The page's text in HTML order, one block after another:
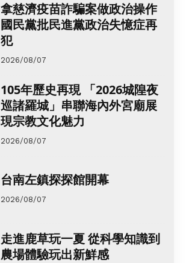
拿慈濟疫苗詐騙案做政治操作
國民黨批民進黨政治失憶症再
犯
2026/08/07
105年歷史再現 「2026城隍夜
巡諸羅城」串聯海內外宮廟展
現宗教文化魅力
2026/08/07
台南左鎮探探館開幕
2026/08/07
走進鹿草玩一夏 從科學知識到
農場體驗玩出新鮮感